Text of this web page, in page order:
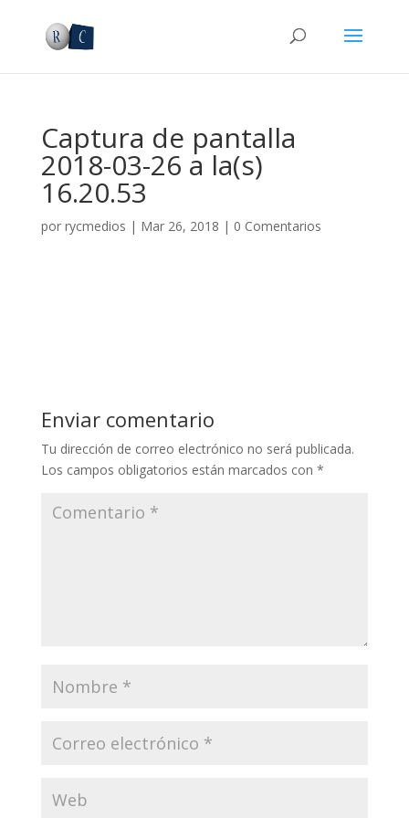
Captura de pantalla
2018-03-26 a la(s)
16.20.53
por rycmedios | Mar 26, 2018 | 0 Comentarios
Enviar comentario
Tu dirección de correo electrónico no será publicada.
Los campos obligatorios están marcados con *